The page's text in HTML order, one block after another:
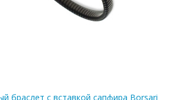
браслет с вставкой сапфира Borsari